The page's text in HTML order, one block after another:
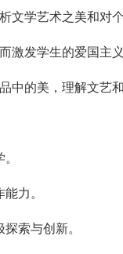
文学艺术之美和对
激发学生的爱国主
中的美，理解文艺和
力。
索与创新。